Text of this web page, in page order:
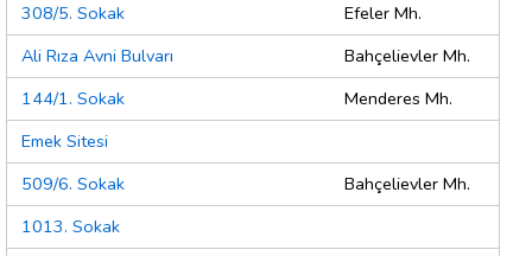
308/5. Sokak
Efeler Mh.
Ali Rıza Avni Bulvarı
Bahçelievler Mh.
144/1. Sokak
Menderes Mh.
Emek Sitesi
509/6. Sokak
Bahçelievler Mh.
1013. Sokak